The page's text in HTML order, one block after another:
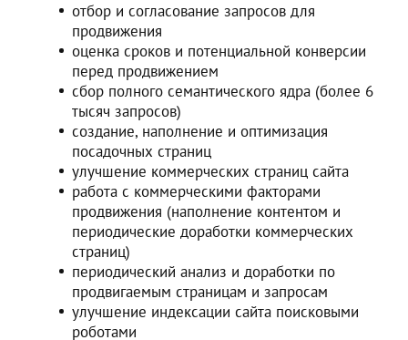
отбор и согласование запросов для
продвижения
оценка сроков и потенциальной конверсии
перед продвижением
сбор полного семантического ядра (более 6
тысяч запросов)
создание, наполнение и оптимизация
посадочных страниц
улучшение коммерческих страниц сайта
работа с коммерческими факторами
продвижения (наполнение контентом и
периодические доработки коммерческих
страниц)
периодический анализ и доработки по
продвигаемым страницам и запросам
улучшение индексации сайта поисковыми
роботами